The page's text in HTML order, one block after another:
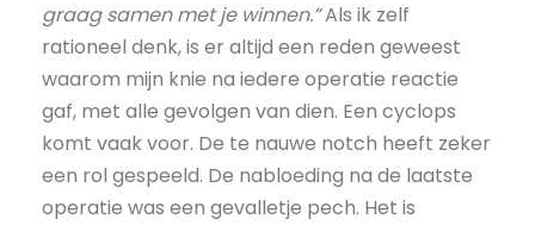
graag samen met je winnen.”Als ik zelf
rationeel denk, is er altijd een reden geweest
waarom mijn knie na iedere operatie reactie
gaf, met alle gevolgen van dien. Een cyclops
komt vaak voor. De te nauwe notch heeft zeker
een rol gespeeld. De nabloeding na de laatste
operatie was een gevalletje pech. Het is